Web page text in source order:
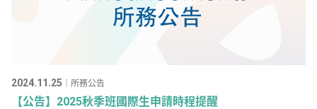
2024.11.25 ｜所務公告
【公告】2025秋季班國際生申請時程提醒